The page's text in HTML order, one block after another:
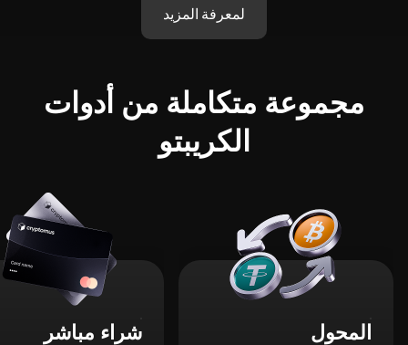
لمعرفة المزيد
مجموعة متكاملة من أدوات
الكريبتو
المحول شراء مباشر